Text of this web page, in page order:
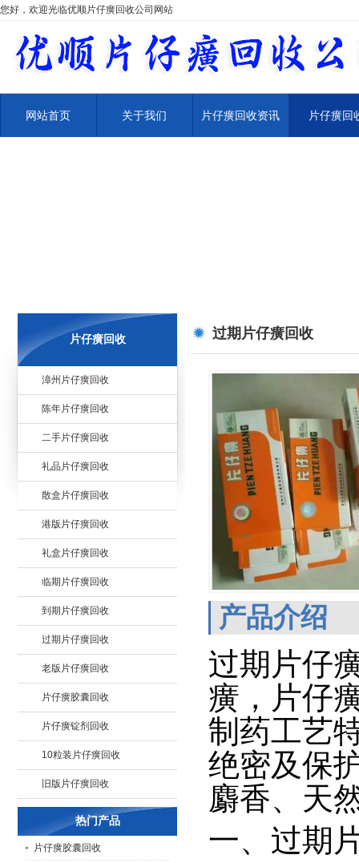
您好，欢迎光临优顺片仔癀回收公司网站
网站首页 关于我们 片仔癀回收资讯 片仔癀回
片仔癀回收
漳州片仔癀回收
陈年片仔癀回收
二手片仔癀回收
礼品片仔癀回收
散盒片仔癀回收
港版片仔癀回收
礼盒片仔癀回收
临期片仔癀回收
到期片仔癀回收
过期片仔癀回收
老版片仔癀回收
片仔癀胶囊回收
片仔癀锭剂回收
10粒装片仔癀回收
旧版片仔癀回收
热门产品
片仔癀胶囊回收
过期片仔癀回收
产品介绍
过期片仔
癀， 片仔
制药工艺
绝密及保
麝香、天
一、 过期